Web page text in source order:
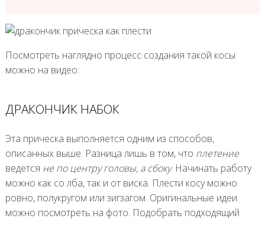
Посмотреть наглядно процесс создания такой косы
можно на видео:
ДРАКОНЧИК НАБОК
Эта прическа выполняется одним из способов,
описанных выше. Разница лишь в том, что плетение
ведется не по центру головы, а сбоку. Начинать работу
можно как со лба, так и от виска. Плести косу можно
ровно, полукругом или зигзагом. Оригинальные идеи
можно посмотреть на фото. Подобрать подходящий